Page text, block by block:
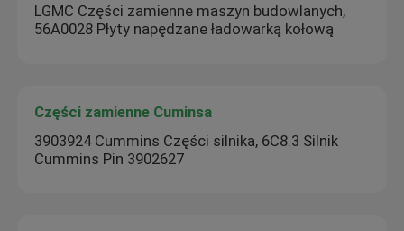
LGMC Części zamienne maszyn budowlanych,
56A0028 Płyty napędzane ładowarką kołową
Części zamienne Cuminsa
3903924 Cummins Części silnika, 6C8.3 Silnik
Cummins Pin 3902627